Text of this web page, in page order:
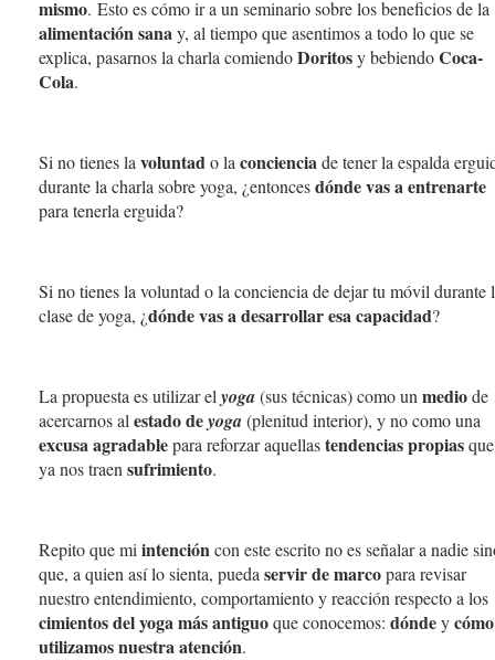
mismo. Esto es cómo ir a un seminario sobre los beneficios de la
alimentación sanay, al tiempo que asentimos a todo lo que se
explica, pasarnos la charla comiendoDoritosy bebiendoCoca-
Cola.
Si no tienes lavoluntado laconcienciade tener la espalda
durante la charla sobre yoga, ¿entoncesdónde vas a entrenarte
para tenerla erguida?
Si no tienes la voluntad o la conciencia de dejar tu móvil durante
clase de yoga, ¿dónde vas a desarrollar esa capacidad?
La propuesta es utilizar el yoga(sus técnicas) como un mediode
acercarnos al estado deyoga(plenitud interior), y no como una
excusa agradablepara reforzar aquellastendencias propiasque
ya nos traen sufrimiento.
Repito que mi intención con este escrito no es señalar a nadie
que, a quien así lo sienta, pueda servir de marcopara revisar
nuestro entendimiento, comportamiento y reacción respecto a los
cimientos del yoga más antiguoque conocemos: dóndeycómo
utilizamos nuestra atención.